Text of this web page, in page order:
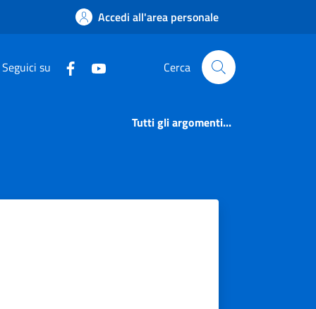
Accedi all'area personale
Seguici su Cerca
Tutti gli argomenti...